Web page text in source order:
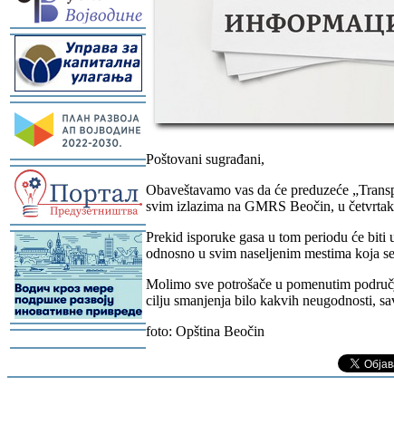
-
-
-
-
-
Poštovani sugrađani,
Obaveštavamo vas da će preduzeće
svim izlazima na GMRS Beočin, u
Prekid isporuke gasa u tom periodu će
odnosno u svim naseljenim mestima koja
Molimo sve potrošače u pomenutim
cilju smanjenja bilo kakvih neugodnosti,
foto: Opština Beočin